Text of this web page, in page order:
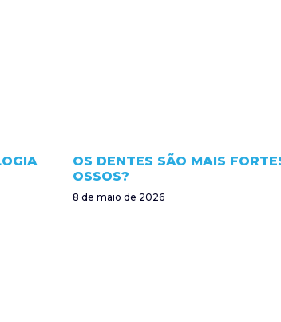
OS DENTES SÃO MAIS
OSSOS?
8 de maio de 2026